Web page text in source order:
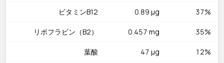
ビタミンB12 0.89 µg 37%
リボフラビン（B2） 0.457 mg 35%
葉酸 47 µg 12%